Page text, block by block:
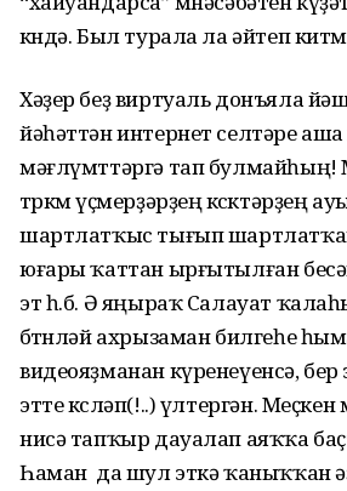
көндә. Был турала ла әйтеп
Хәҙер беҙ виртуаль донъяла
йәһәттән интернет селтәре
мәғлүмттәргә тап булмайһың!
төркөм үҫмерҙәрҙең көсөктәрҙең
шартлатҡыс тығып
юғары ҡаттан ырғытылған
эт һ.б. Ә яңыраҡ Салауат
бөтөнләй ахрызаман билгеһе
видеояҙманан күренеүенсә, бер
этте көсләп(!..) үлтергән.
нисә тапҡыр дауалап аяҡҡа
Һаман да шул эткә ҡаныҡҡан